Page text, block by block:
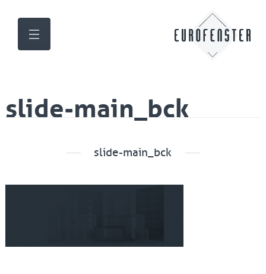
slide-main_bck
slide-main_bck